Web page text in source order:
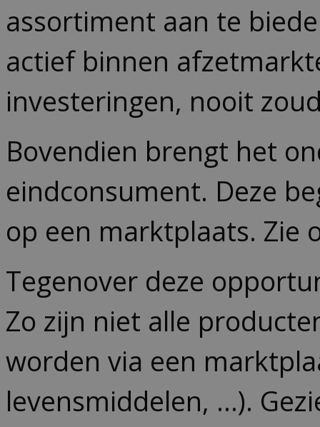
assortiment aan te
actief binnen
investeringen, nooit
Bovendien brengt het
eindconsument. Deze
op een marktplaats. Zie
Tegenover deze
Zo zijn niet alle
worden via een
levensmiddelen, …).